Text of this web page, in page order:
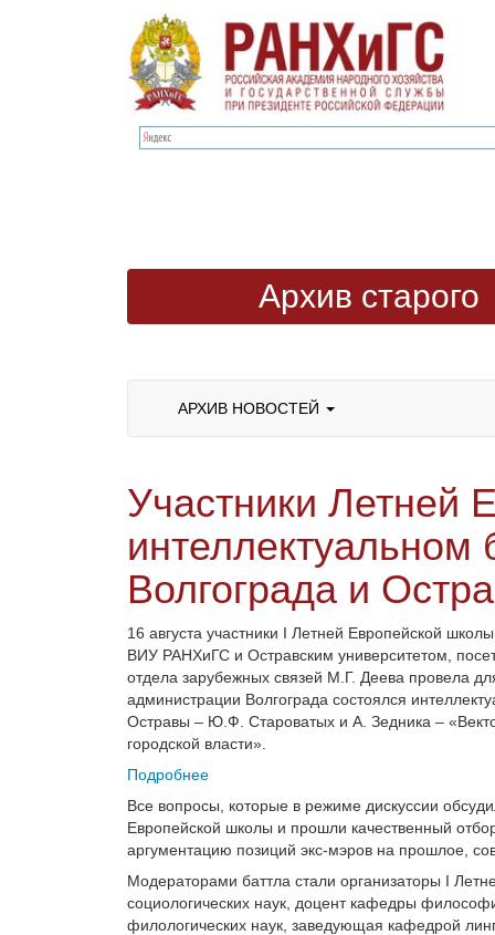
Архив старого
АРХИВ НОВОСТЕЙ
Участники Летней
интеллектуальном
Волгограда и
16 августа участники I Летней Европейской
ВИУ РАНХиГС и Остравским университетом,
отдела зарубежных связей М.Г. Деева провела
администрации Волгограда состоялся
Остравы – Ю.Ф. Староватых и А. Зедника –
городской власти».
Подробнее
Все вопросы, которые в режиме дискуссии
Европейской школы и прошли качественный
аргументацию позиций экс-мэров на прошлое,
Модераторами баттла стали организаторы I
социологических наук, доцент кафедры
филологических наук, заведующая кафедрой